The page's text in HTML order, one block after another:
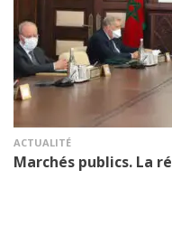
ACTUALITÉ
Marchés publics. La